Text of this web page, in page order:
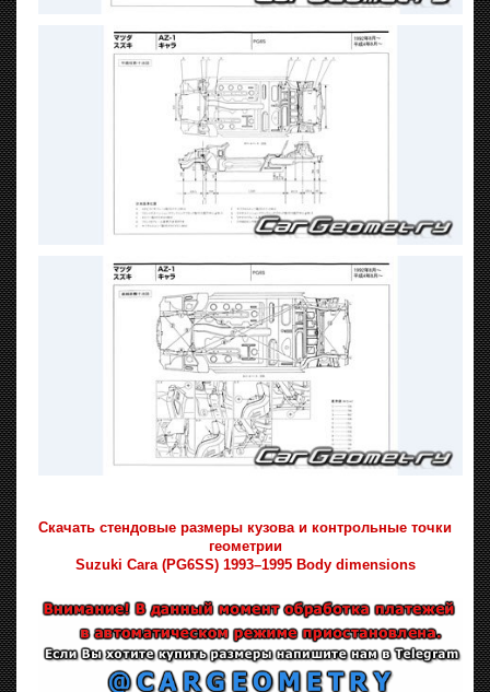
Скачать стендовые размеры кузова и контрольные точки
геометрии
Suzuki Cara (PG6SS) 1993–1995 Body dimensions